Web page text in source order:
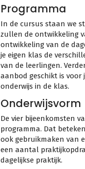
Programma
In de cursus staan we
zullen de ontwikkeling
ontwikkeling van de
je eigen klas de
van de leerlingen.
aanbod geschikt is voor
onderwijs in de klas.
Onderwijsvorm
De vier bijeenkomsten
programma. Dat
ook gebruikmaken van
een aantal
dagelijkse praktijk.